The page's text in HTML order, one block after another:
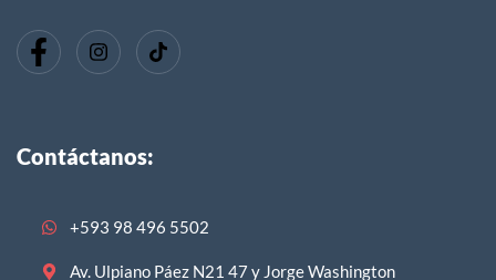
Contáctanos:
+593 98 496 5502
Av. Ulpiano Páez N21 47 y Jorge Washington